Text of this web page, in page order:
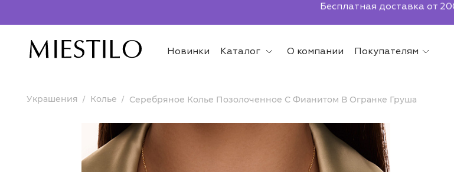
По всей России до ПВЗ
Новинки Каталог О компании Покупателям
Украшения Колье Серебряное Колье Позолоченное С Фианитом В Огранке Груша